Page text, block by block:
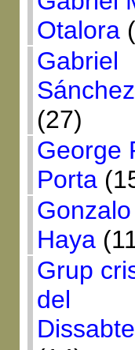
Otalora
Gabriel
Sánchez
(27)
George
Porta
Gonzalo
Haya
Grup
del
Dissabte